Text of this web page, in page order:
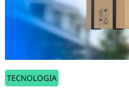
TECNOLOGIA